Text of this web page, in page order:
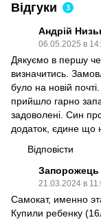
Відгуки 3
Андрій
06.05.2025 в
Дякуємо в першу
визначитись.
було на новій
прийшло гарно
задоволені. Син
додаток, єдине що
Відповісти
Запорожець
21.03.2024 в
Самокат, именно
Купили ребенку